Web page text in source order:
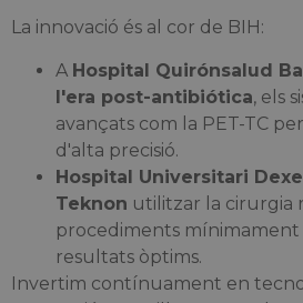
La innovació és al cor de BIH:
A Hospital Quirónsalud
l'era post-antibiótica, els
avançats com la PET-TC
d'alta precisió.
Hospital Universitari
Teknon utilitzar la cirurgia
procediments mínimament
resultats òptims.
Invertim contínuament en